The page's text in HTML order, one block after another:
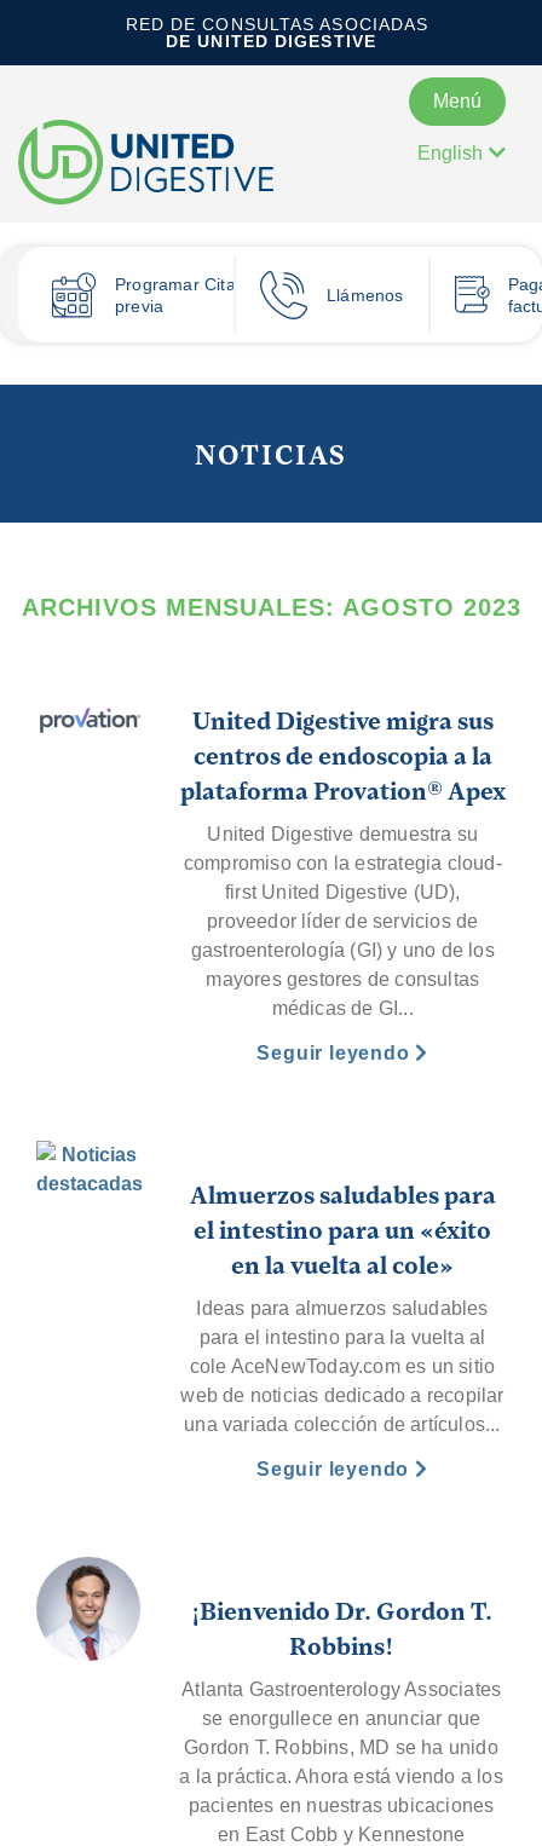
RED DE CONSULTAS ASOCIADAS
DE UNITED DIGESTIVE
Menú
English
ProgramarCita
previa
Llámenos
NOTICIAS
ARCHIVOS MENSUALES: AGOSTO 2023
United Digestive migra sus
centros de endoscopia a la
plataforma Provation® Apex
United Digestive demuestra su
compromiso con la estrategia cloud-
first United Digestive (UD),
proveedor líder de servicios de
gastroenterología (GI) y uno de los
mayores gestores de consultas
médicas de GI...
Seguir leyendo
Almuerzos saludables para
el intestino para un «éxito
en la vuelta al cole»
Ideas para almuerzos saludables
para el intestino para la vuelta al
cole AceNewToday.com es un sitio
web de noticias dedicado a recopilar
una variada colección de artículos...
Seguir leyendo
¡Bienvenido Dr. Gordon T.
Robbins!
Atlanta Gastroenterology Associates
se enorgullece en anunciar que
Gordon T. Robbins, MD se ha unido
a la práctica. Ahora está viendo a los
pacientes en nuestras ubicaciones
en East Cobb y Kennestone